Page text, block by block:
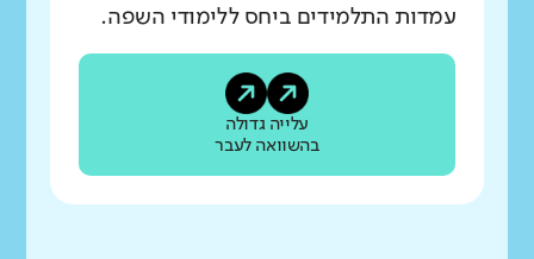
עמדות התלמידים ביחס ללימודי השפה.
עלייה גדולה
בהשוואה לעבר